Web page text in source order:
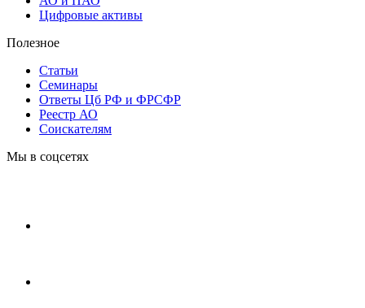
Цифровые активы
Полезное
Статьи
Cеминары
Ответы Цб РФ и ФРСФР
Реестр АО
Соискателям
Мы в соцсетях